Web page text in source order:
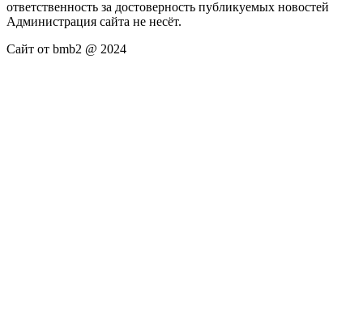
ответственность за достоверность публикуемых новостей
Администрация сайта не несёт.
Сайт от bmb2 @ 2024